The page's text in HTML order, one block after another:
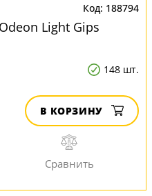
188794
Light Gips
148 шт.
В КОРЗИНУ